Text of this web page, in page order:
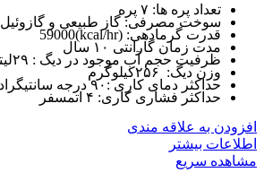
تعداد پره ها: ۷ پره
سوخت مصرفی: گاز طبیعی و گازوئیل
قدرت گرمادهی: (kcal/hr)59000
مدت زمان گارانتی ۱۰ سال
ظرفیت حجم آب موجود در دیگ : ۲۹لیتر
وزن دیگ: ۲۵۶کیلوگرم
حداکثر دمای کاری :۹۰ درجه سانتیگراد
حداکثر فشاری کاری: ۴ اتمسفر
افزودن به علاقه مندی
اطلاعات بیشتر
مشاهده سریع